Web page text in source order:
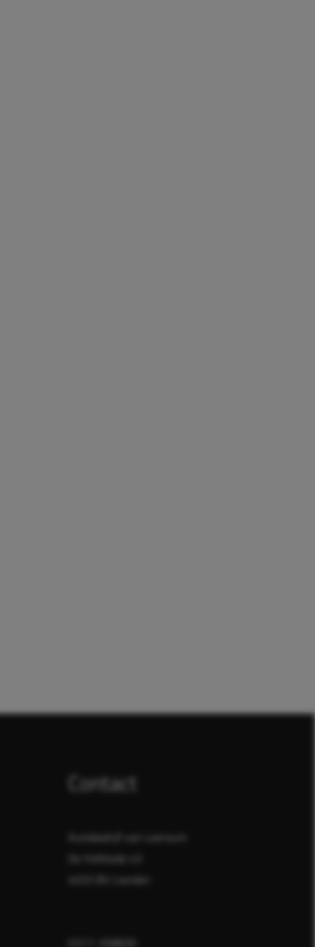
Contact
Autobedrijf van Leersum
De Hofstede 43
4033 BV Lienden
0317-358830